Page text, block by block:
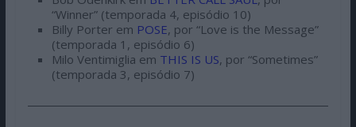
“Winner” (temporada 4, episódio 10)
Billy Porter em POSE, por “Love is the Message”
(temporada 1, episódio 6)
Milo Ventimiglia em THIS IS US, por “Sometimes”
(temporada 3, episódio 7)